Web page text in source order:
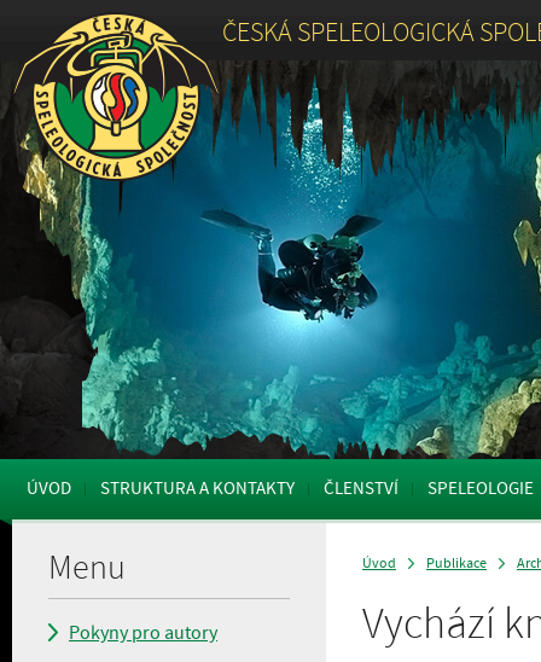
ČESKÁ SPELEOLOGICKÁ
ÚVOD STRUKTURA A KONTAKTY ČLENSTVÍ SPELEOLOGIE
Menu
Pokyny pro autory
Úvod Publikace
Vychází